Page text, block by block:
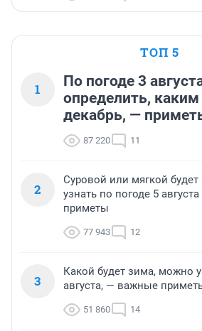
ТОП 5
1
По погоде 3
определить, каким
декабрь, —
87 220 11
2
Суровой или мягкой
узнать по погоде 5
приметы
77 943 12
3
Какой будет зима, можно
августа, — важные
51 860 14